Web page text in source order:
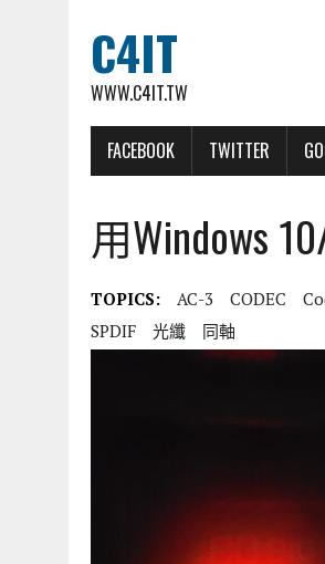
C4IT
WWW.C4IT.TW
FACEBOOK TWITTER
用Windows
TOPICS: AC-3 CODEC
SPDIF
光纖 同軸